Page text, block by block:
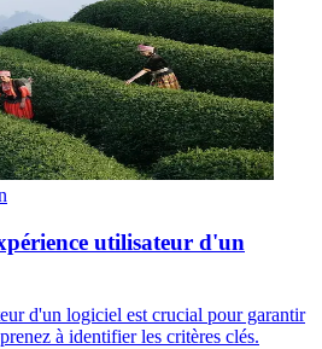
utilisateur d'un
d'un logiciel est crucial pour garantir
à identifier les critères clés.